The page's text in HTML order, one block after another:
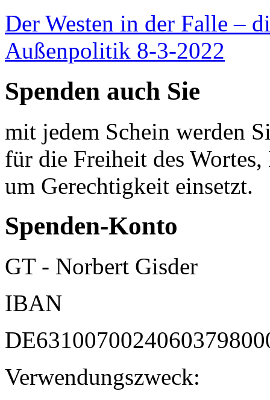
Der Westen in der Falle –
Außenpolitik 8-3-2022
Spenden auch Sie
mit jedem Schein werden
für die Freiheit des
um Gerechtigkeit einsetzt.
Spenden-Konto
GT - Norbert Gisder
IBAN
Verwendungszweck: